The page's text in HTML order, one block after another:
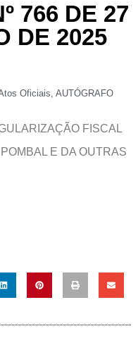
766 DE 27
DE 2025
Oficiais, AUTÓGRAFO
FISCAL
E DA OUTRAS